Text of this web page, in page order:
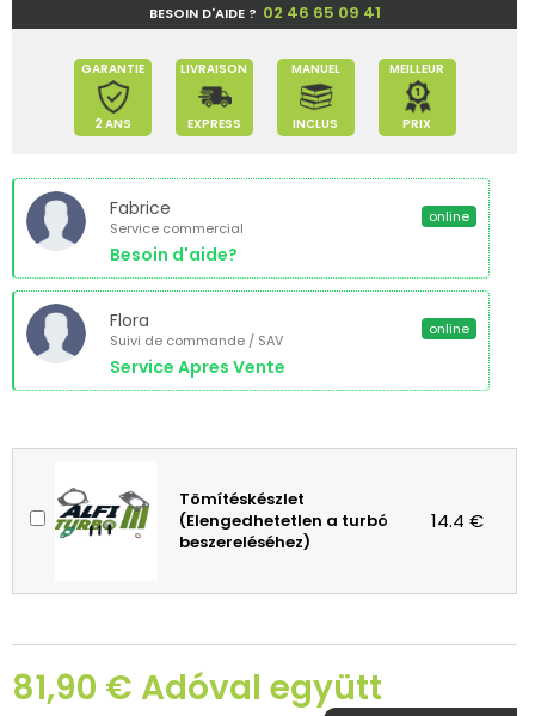
BESOIN D'AIDE ? 02 46 65 09 41
GARANTIE
2 ANS
LIVRAISON
EXPRESS
MANUEL
INCLUS
MEILLEUR
PRIX
Fabrice
Service commercial
Besoin d'aide?
online
Flora
Suivi de commande / SAV
Service Apres Vente
online
Tömítéskészlet
(Elengedhetetlen a turbó
beszereléséhez)
14.4 €
81,90 € Adóval együtt